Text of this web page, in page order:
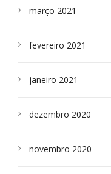
março 2021
fevereiro 2021
janeiro 2021
dezembro 2020
novembro 2020